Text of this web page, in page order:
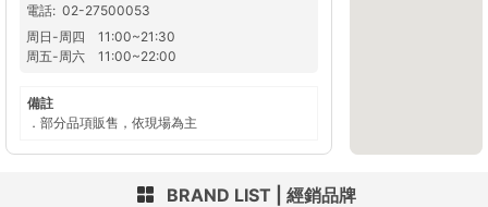
電話
02-27500053
周日 -周四 11:00~21:30
周五-周六 11:00~22:00
備註
．部分品項販售，依現場為主
BRAND LIST 經銷品牌